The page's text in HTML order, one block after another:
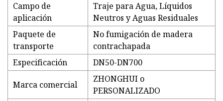
Campo de
aplicación
Traje para Agua, Líquidos
Neutros y Aguas Residuales
Paquete de
transporte
No fumigación de madera
contrachapada
Especificación
DN50-DN700
Marca comercial
ZHONGHUI o
PERSONALIZADO